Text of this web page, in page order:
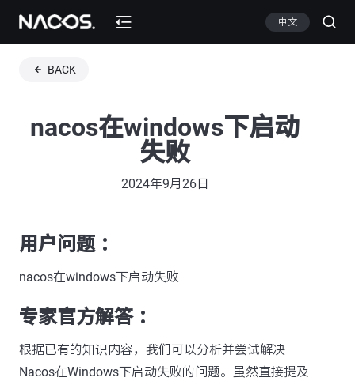
中文
BACK
nacos在windows下启动
失败
2024年9月26日
用户问题 ：
nacos在windows下启动失败
专家官方解答 ：
根据已有的知识内容，我们可以分析并尝试解决
Nacos在Windows下启动失败的问题。虽然直接提及